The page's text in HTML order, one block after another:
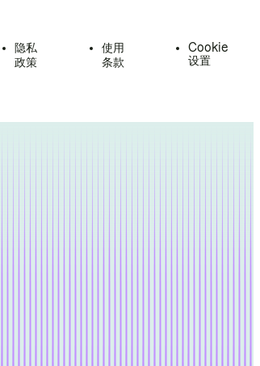
隐私
政策
使用
条款
Cookie
设置